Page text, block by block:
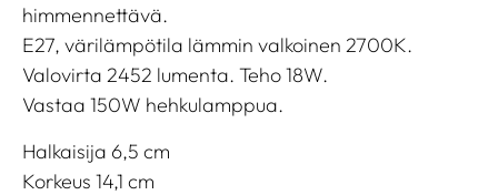
himmennettävä.
E27, värilämpötila lämmin valkoinen 2700K.
Valovirta 2452 lumenta. Teho 18W.
Vastaa 150W hehkulamppua.
Halkaisija 6,5 cm
Korkeus 14,1 cm